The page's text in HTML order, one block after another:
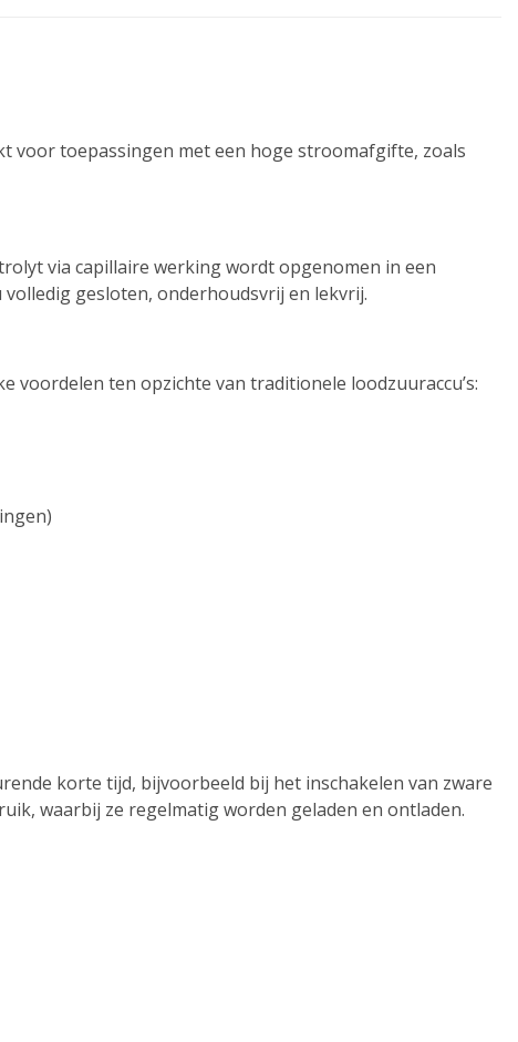
voor toepassingen met een hoge stroomafgifte, zoals
via capillaire werking wordt opgenomen in een
gesloten, onderhoudsvrij en lekvrij.
voordelen ten opzichte van traditionele loodzuuraccu’s:
korte tijd, bijvoorbeeld bij het inschakelen van zware
waarbij ze regelmatig worden geladen en ontladen.